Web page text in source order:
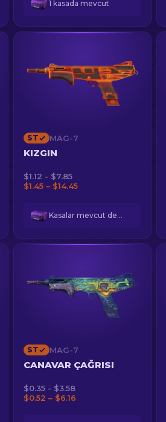
1 kasada mevcut
ST MAG-7
KIZGIN
$1.12 - $7.85
$1.45 – $14.45
Kasalar mevcut değil
ST MAG-7
CANAVAR ÇAĞRISI
$0.35 - $3.58
$0.52 – $6.16